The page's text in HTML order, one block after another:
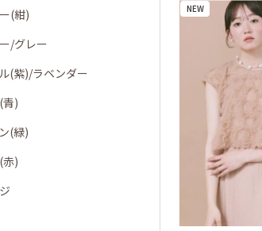
(紺)
/グレー
(紫)/ラベンダー
青)
(緑)
赤)
NEW